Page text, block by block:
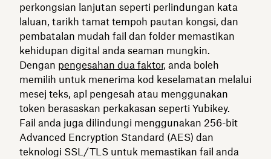
perkongsian lanjutan seperti perlindungan kata
laluan, tarikh tamat tempoh pautan kongsi, dan
pembatalan mudah fail dan folder memastikan
kehidupan digital anda seaman mungkin.
Dengan pengesahan dua faktor, anda boleh
memilih untuk menerima kod keselamatan melalui
mesej teks, apl pengesah atau menggunakan
token berasaskan perkakasan seperti Yubikey.
Fail anda juga dilindungi menggunakan 256-bit
Advanced Encryption Standard (AES) dan
teknologi SSL/TLS untuk memastikan fail anda